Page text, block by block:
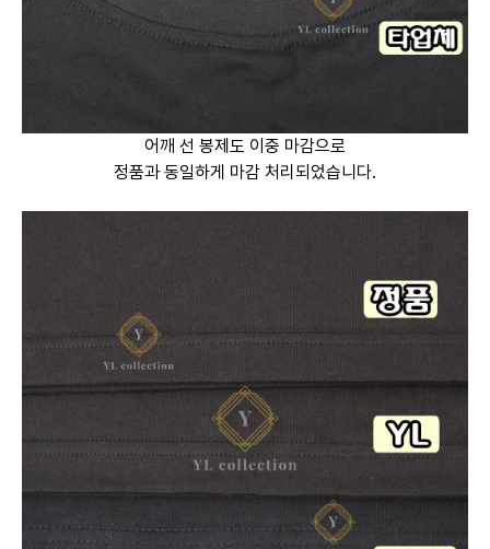
어깨 선 봉제도 이중 마감으로
정품과 동일하게 마감 처리되었습니다.